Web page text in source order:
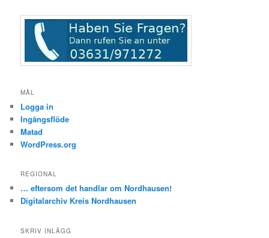
MÅL
Logga in
Ingångsflöde
Matad
WordPress.org
REGIONAL
… eftersom det handlar om Nordhausen!
Digitalarchiv Kreis Nordhausen
SKRIV INLÄGG